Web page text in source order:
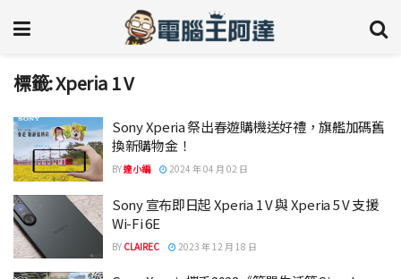
標籤:Xperia 1 V
Sony Xperia 祭出春遊購機送好禮，旗艦加碼舊
換新購物金！
BY達小編 2024 年 04 月 02 日
Sony 宣布即日起 Xperia 1 V 與 Xperia 5 V 支援
Wi-Fi 6E
BY CLAIREC 2023 年 12 月 18 日